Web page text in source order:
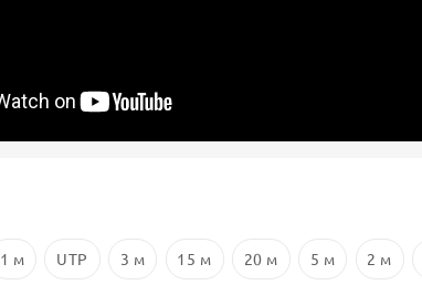
1 м UTP 3 м 15 м 20 м 5 м 2 м